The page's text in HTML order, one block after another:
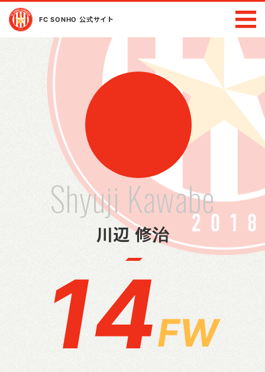
FC SONHO 公式サイト
Shyuji Kawabe
川辺 修治
14FW